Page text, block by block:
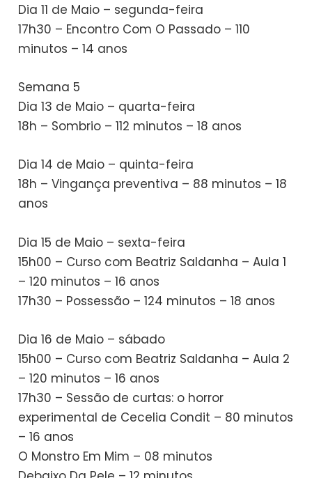
Dia 11 de Maio – segunda-feira
17h30 – Encontro Com O Passado – 110
minutos – 14 anos
Semana 5
Dia 13 de Maio – quarta-feira
18h – Sombrio – 112 minutos – 18 anos
Dia 14 de Maio – quinta-feira
18h – Vingança preventiva – 88 minutos – 18
anos
Dia 15 de Maio – sexta-feira
15h00 – Curso com Beatriz Saldanha – Aula 1
– 120 minutos – 16 anos
17h30 – Possessão – 124 minutos – 18 anos
Dia 16 de Maio – sábado
15h00 – Curso com Beatriz Saldanha – Aula 2
– 120 minutos – 16 anos
17h30 – Sessão de curtas: o horror
experimental de Cecelia Condit – 80 minutos
– 16 anos
O Monstro Em Mim – 08 minutos